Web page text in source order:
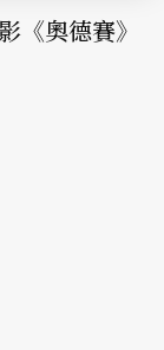
《奧德賽》